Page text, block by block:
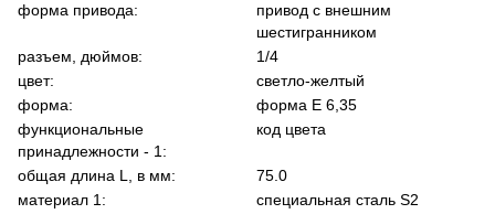
форма привода:
привод с внешним
шестигранником
разъем, дюймов:
1/4
цвет:
светло-желтый
форма:
форма Е 6,35
функциональные
принадлежности - 1:
код цвета
общая длина L, в мм:
75.0
материал 1:
специальная сталь S2